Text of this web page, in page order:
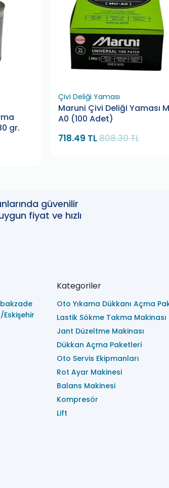
gr.
Çivi Deliği Yaması
Maruni Çivi Deliği Yaması
A0 (100 Adet)
718.49 TL808.30 TL
güvenilir
fiyat ve hızlı
Eskişehir
Kategoriler
Oto Yıkama Dükkanı Açma
Lastik Sökme Takma Makinası
Jant Düzeltme Makinası
Dükkan Açma Paketleri
Oto Servis Ekipmanları
Rot Ayar Makinesi
Balans Makinesi
Kompresör
Lift